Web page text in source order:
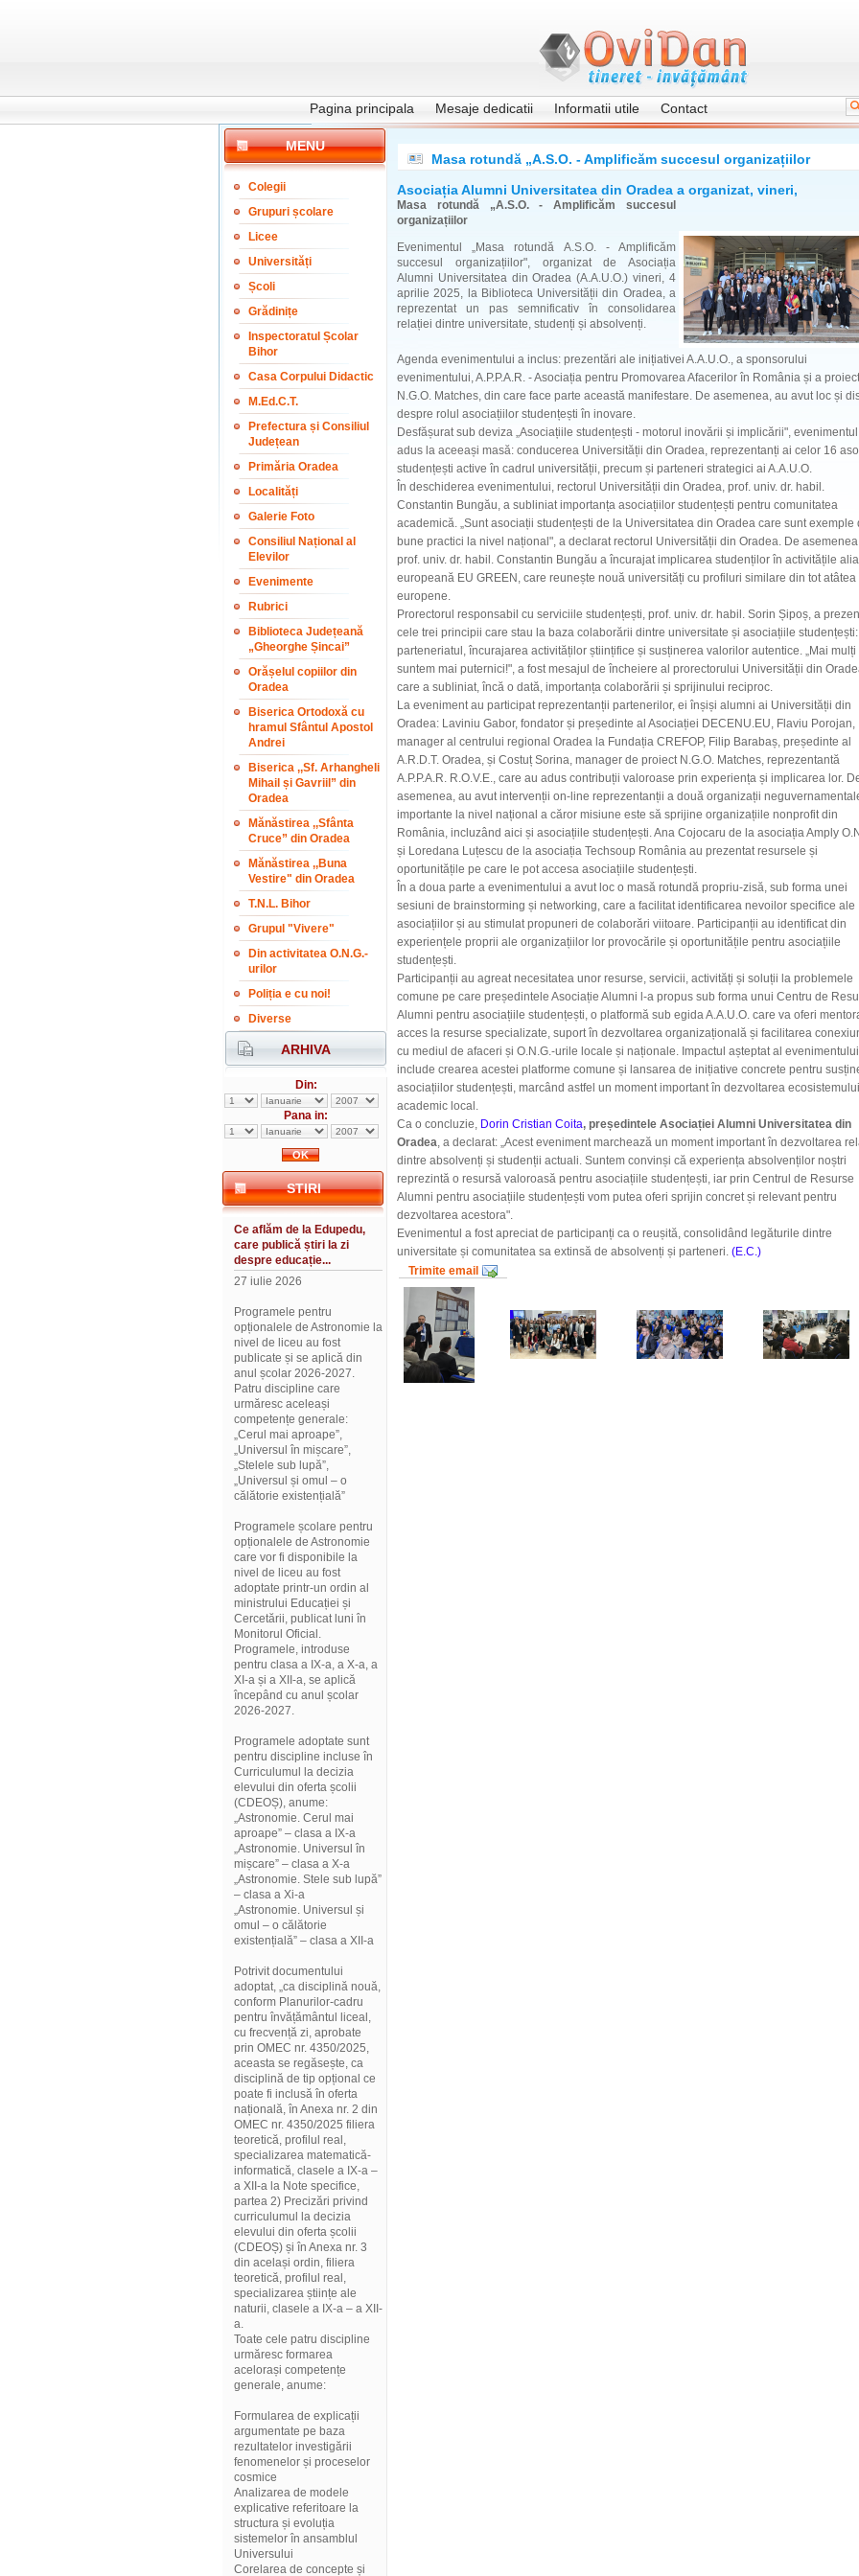
Pagina principala Mesaje dedicatii Informatii utile Contact
MENU
Colegii
Grupuri școlare
Licee
Universități
Școli
Grădinițe
Inspectoratul Școlar
Bihor
Casa Corpului Didactic
M.Ed.C.T.
Prefectura și Consiliul
Județean
Primăria Oradea
Localități
Galerie Foto
Consiliul Național al
Elevilor
Evenimente
Rubrici
Biblioteca Județeană
„Gheorghe Șincai”
Orășelul copiilor din
Oradea
Biserica Ortodoxă cu
hramul Sfântul Apostol
Andrei
Biserica ,,Sf. Arhangheli
Mihail și Gavriil” din
Oradea
Mănăstirea ,,Sfânta
Cruce” din Oradea
Mănăstirea ,,Buna
Vestire" din Oradea
T.N.L. Bihor
Grupul "Vivere"
Din activitatea O.N.G.-
urilor
Poliția e cu noi!
Diverse
ARHIVA
Din:
Pana in:
STIRI
Ce aflăm de la Edupedu,
care publică știri la zi
despre educație...
27 iulie 2026
Programele pentru
opționalele de Astronomie la
nivel de liceu au fost
publicate și se aplică din
anul școlar 2026-2027.
Patru discipline care
urmăresc aceleași
competențe generale:
„Cerul mai aproape”,
„Universul în mișcare”,
„Stelele sub lupă”,
„Universul și omul – o
călătorie existențială”
Programele școlare pentru
opționalele de Astronomie
care vor fi disponibile la
nivel de liceu au fost
adoptate printr-un ordin al
ministrului Educației și
Cercetării, publicat luni în
Monitorul Oficial.
Programele, introduse
pentru clasa a IX-a, a X-a, a
XI-a și a XII-a, se aplică
începând cu anul școlar
2026-2027.
Programele adoptate sunt
pentru discipline incluse în
Curriculumul la decizia
elevului din oferta școlii
(CDEOȘ), anume:
„Astronomie. Cerul mai
aproape” – clasa a IX-a
„Astronomie. Universul în
mișcare” – clasa a X-a
„Astronomie. Stele sub lupă”
– clasa a Xi-a
„Astronomie. Universul și
omul – o călătorie
existențială” – clasa a XII-a
Potrivit documentului
adoptat, „ca disciplină nouă,
conform Planurilor-cadru
pentru învățământul liceal,
cu frecvență zi, aprobate
prin OMEC nr. 4350/2025,
aceasta se regăsește, ca
disciplină de tip opțional ce
poate fi inclusă în oferta
națională, în Anexa nr. 2 din
OMEC nr. 4350/2025 filiera
teoretică, profilul real,
specializarea matematică-
informatică, clasele a IX-a –
a XII-a la Note specifice,
partea 2) Precizări privind
curriculumul la decizia
elevului din oferta școlii
(CDEOȘ) și în Anexa nr. 3
din același ordin, filiera
teoretică, profilul real,
specializarea științe ale
naturii, clasele a IX-a – a XII-
a.
Toate cele patru discipline
urmăresc formarea
acelorași competențe
generale, anume:
Formularea de explicații
argumentate pe baza
rezultatelor investigării
fenomenelor și proceselor
cosmice
Analizarea de modele
explicative referitoare la
structura și evoluția
sistemelor în ansamblul
Universului
Corelarea de concepte și
Masa rotundă „A.S.O. - Amplificăm succesul organizațiilor
Asociația Alumni Universitatea din Oradea a organizat, vineri,
Masa rotundă „A.S.O. - Amplificăm succesul
organizațiilor
Evenimentul „Masa rotundă A.S.O. - Amplificăm
succesul organizațiilor", organizat de Asociația
Alumni Universitatea din Oradea (A.A.U.O.) vineri, 4
aprilie 2025, la Biblioteca Universității din Oradea, a
reprezentat un pas semnificativ în consolidarea
relației dintre universitate, studenți și absolvenți.
Agenda evenimentului a inclus: prezentări ale inițiativei A.A.U.O., a sponsorului
evenimentului, A.P.P.A.R. - Asociația pentru Promovarea Afacerilor în România și a
N.G.O. Matches, din care face parte această manifestare. De asemenea, au avut loc și
despre rolul asociațiilor studențești în inovare.
Desfășurat sub deviza „Asociațiile studențești - motorul inovării și implicării",
adus la aceeași masă: conducerea Universității din Oradea, reprezentanți ai celor 16
studențești active în cadrul universității, precum și parteneri strategici ai A.A.U.O.
În deschiderea evenimentului, rectorul Universității din Oradea, prof. univ. dr. habil.
Constantin Bungău, a subliniat importanța asociațiilor studențești pentru comunitatea
academică. „Sunt asociații studențești de la Universitatea din Oradea care sunt exemple
bune practici la nivel național", a declarat rectorul Universității din Oradea. De
prof. univ. dr. habil. Constantin Bungău a încurajat implicarea studenților în activitățile
europeană EU GREEN, care reunește nouă universități cu profiluri similare din tot atâtea
europene.
Prorectorul responsabil cu serviciile studențești, prof. univ. dr. habil. Sorin Șipoș, a
cele trei principii care stau la baza colaborării dintre universitate și asociațiile studențești:
parteneriatul, încurajarea activităților științifice și susținerea valorilor autentice. „Mai mulți
suntem mai puternici!", a fost mesajul de încheiere al prorectorului Universității din
care a subliniat, încă o dată, importanța colaborării și sprijinului reciproc.
La eveniment au participat reprezentanții partenerilor, ei înșiși alumni ai Universității din
Oradea: Laviniu Gabor, fondator și președinte al Asociației DECENU.EU, Flaviu Porojan,
manager al centrului regional Oradea la Fundația CREFOP, Filip Barabaș, președinte al
A.R.D.T. Oradea, și Costuț Sorina, manager de proiect N.G.O. Matches, reprezentantă
A.P.P.A.R. R.O.V.E., care au adus contribuții valoroase prin experiența și implicarea lor.
asemenea, au avut intervenții on-line reprezentanții a două organizații
importante la nivel național a căror misiune este să sprijine organizațiile nonprofit din
România, incluzând aici și asociațiile studențești. Ana Cojocaru de la asociația Amply
și Loredana Luțescu de la asociația Techsoup România au prezentat resursele și
oportunitățile pe care le pot accesa asociațiile studențești.
În a doua parte a evenimentului a avut loc o masă rotundă propriu-zisă, sub forma unei
sesiuni de brainstorming și networking, care a facilitat identificarea nevoilor specifice ale
asociațiilor și au stimulat propuneri de colaborări viitoare. Participanții au identificat din
experiențele proprii ale organizațiilor lor provocările și oportunitățile pentru asociațiile
studențești.
Participanții au agreat necesitatea unor resurse, servicii, activități și soluții la problemele
comune pe care președintele Asociație Alumni l-a propus sub forma unui Centru de
Alumni pentru asociațiile studențești, o platformă sub egida A.A.U.O. care va oferi
acces la resurse specializate, suport în dezvoltarea organizațională și facilitarea
cu mediul de afaceri și O.N.G.-urile locale și naționale. Impactul așteptat al evenimentului
include crearea acestei platforme comune și lansarea de inițiative concrete pentru
asociațiilor studențești, marcând astfel un moment important în dezvoltarea ecosistemului
academic local.
Ca o concluzie, Dorin Cristian Coita, președintele Asociației Alumni Universitatea din
Oradea, a declarat: „Acest eveniment marchează un moment important în dezvoltarea
dintre absolvenți și studenții actuali. Suntem convinși că experiența absolvenților noștri
reprezintă o resursă valoroasă pentru asociațiile studențești, iar prin Centrul de Resurse
Alumni pentru asociațiile studențești vom putea oferi sprijin concret și relevant pentru
dezvoltarea acestora".
Evenimentul a fost apreciat de participanți ca o reușită, consolidând legăturile dintre
universitate și comunitatea sa extinsă de absolvenți și parteneri. (E.C.)
Trimite email